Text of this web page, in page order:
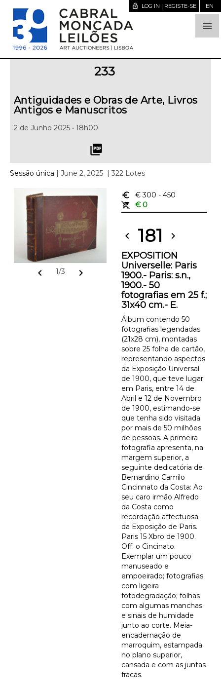

lock_open LOG IN | REGISTE-SE EN
233
Antiguidades e Obras de Arte, Livros
Antigos e Manuscritos
2 de Junho 2025 • 18h00
picture_as_pdf
Sessão única | June 2, 2025 | 322 Lotes
chevron_left 1/3 chevron_right
euro_symbol € 300 - 450
remove_shopping_cart
€ 0
chevron_left 181 chevron_right
EXPOSITION
Universelle: Paris
1900.- Paris: s.n.,
1900.- 50
fotografias em 25 f.;
31x40 cm.- E.
Álbum contendo 50
fotografias legendadas
(21x28 cm), montadas
sobre 25 folha de cartão,
representando aspectos
da Exposição Universal
de 1900, que teve lugar
em Paris, entre 14 de
Abril e 12 de Novembro
de 1900, estimando-se
que tenha sido visitada
por mais de 50 milhões
de pessoas. A primeira
fotografia apresenta, na
margem superior, a
seguinte dedicatória de
Bernardino Camilo
Cincinnato da Costa: Ao
seu caro irmão Alfredo
da Costa como
recordação affectuosa
da Exposição de Paris.
Paris 15 Xbro de 1900.
Off. o Cincinato.
Exemplar um pouco
manuseado e
empoeirado; fotografias
com ligeira
fotodegradação; folhas
com algumas manchas
e sinais de humidade
junto ao corte. Meia-
encadernação de
marroquim, estampada
no plano superior,
cansada e com as juntas
fracas.